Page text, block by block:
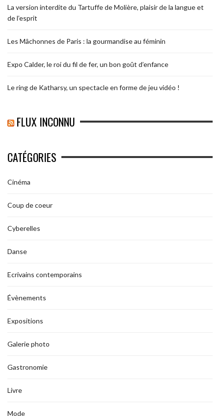
La version interdite du Tartuffe de Molière, plaisir de la langue et
de l’esprit
Les Mâchonnes de Paris : la gourmandise au féminin
Expo Calder, le roi du fil de fer, un bon goût d’enfance
Le ring de Katharsy, un spectacle en forme de jeu vidéo !
FLUX INCONNU
CATÉGORIES
Cinéma
Coup de coeur
Cyberelles
Danse
Ecrivains contemporains
Évènements
Expositions
Galerie photo
Gastronomie
Livre
Mode